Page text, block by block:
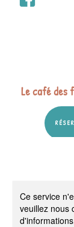
Le café des
Ce service
veuillez nous